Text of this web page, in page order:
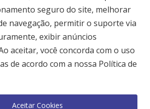
Ltda © 2026 - Todos direitos reservados.
de Privacidade
seguro do site, melhorar
navegação, permitir o suporte via
exibir anúncios
aceitar, você concorda com o uso
de acordo com a nossa Política de
Aceitar Cookies